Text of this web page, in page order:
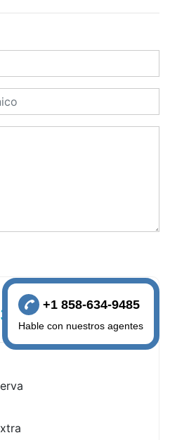
9485
+1 858-634-9485
Hable con nuestros agentes